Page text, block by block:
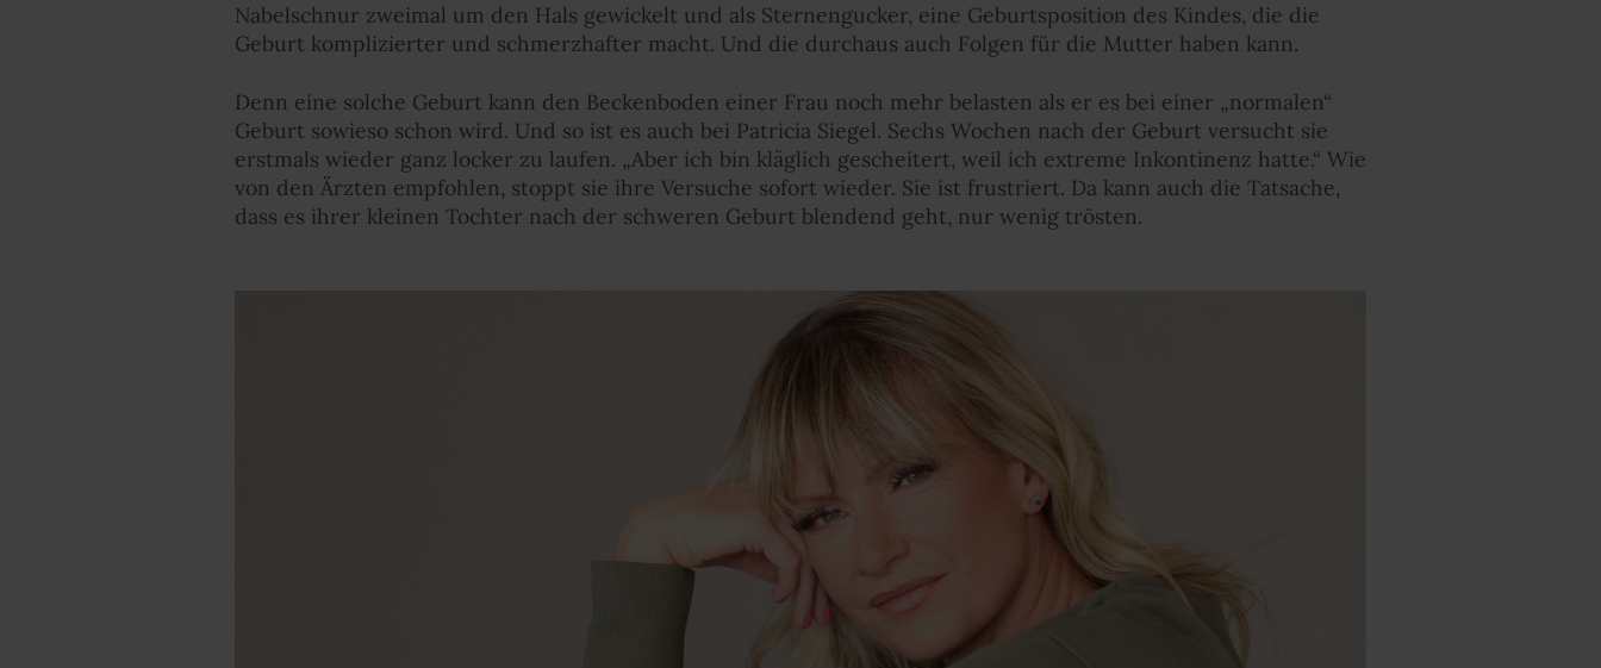
Nabelschnur zweimal um den Hals gewickelt und als Sternengucker, eine Geburtsposition des Kindes, die die
Geburt komplizierter und schmerzhafter macht. Und die durchaus auch Folgen für die Mutter haben kann.
Denn eine solche Geburt kann den Beckenboden einer Frau noch mehr belasten als er es bei einer „normalen“
Geburt sowieso schon wird. Und so ist es auch bei Patricia Siegel. Sechs Wochen nach der Geburt versucht sie
erstmals wieder ganz locker zu laufen. „Aber ich bin kläglich gescheitert, weil ich extreme Inkontinenz hatte.“ Wie
von den Ärzten empfohlen, stoppt sie ihre Versuche sofort wieder. Sie ist frustriert. Da kann auch die Tatsache,
dass es ihrer kleinen Tochter nach der schweren Geburt blendend geht, nur wenig trösten.